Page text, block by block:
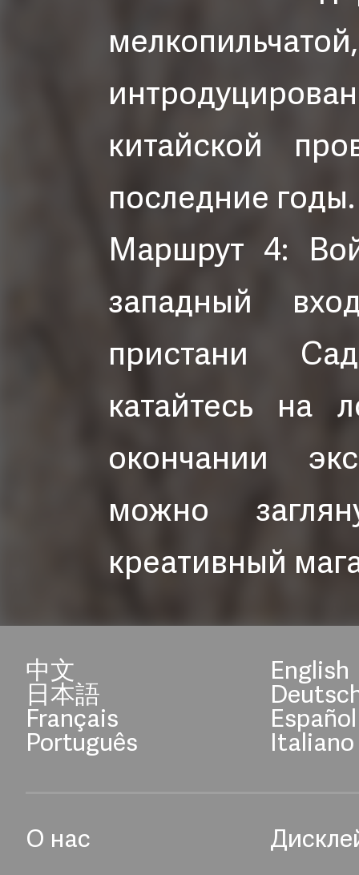
китайской
последние годы.
Маршрут 4:
западный
пристани
катайтесь на
окончании
можно
креативный
中文 English
日本語
Français Español
Português Italiano
О нас